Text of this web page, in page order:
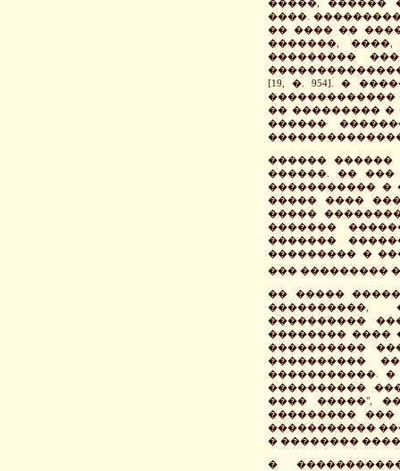
�����, ������
����.
�� ���� ��
�������,
���������
[19, �. 954]. �
�������������
�� ��������� �
������
������ ������
������. �� ���
����������� �
����� ����
�����
�������
�������
��������� �
��� ���������
�� �����
����������,
����������
�������� ����
����������
����������
�����������.
����������
���� �����",
���������
�����������
� ��������
�